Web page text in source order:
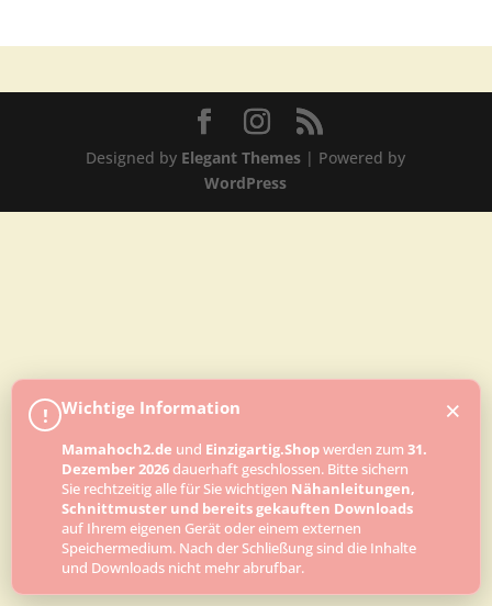
Designed by Elegant Themes | Powered by
WordPress
! Wichtige Information
Mamahoch2.de und Einzigartig.Shopwerden zum 31.
Dezember 2026dauerhaft geschlossen. Bitte sichern
Sie rechtzeitig alle für Sie wichtigen Nähanleitungen,
Schnittmuster und bereits gekauften Downloads
auf Ihrem eigenen Gerät oder einem externen
Speichermedium. Nach der Schließung sind die Inhalte
und Downloads nicht mehr abrufbar.
×